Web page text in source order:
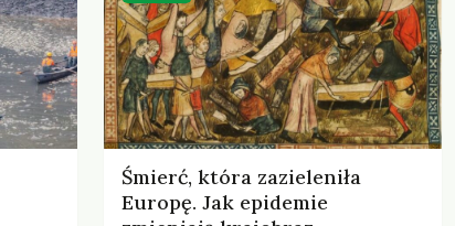
Śmierć, która zazieleniła
Europę. Jak epidemie